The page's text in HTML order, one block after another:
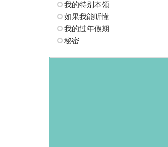
我的特别本领
如果我能听懂
我的过年假期
秘密